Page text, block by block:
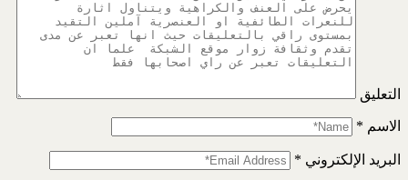
التعليق
الاسم *
البريد الإلكتروني *